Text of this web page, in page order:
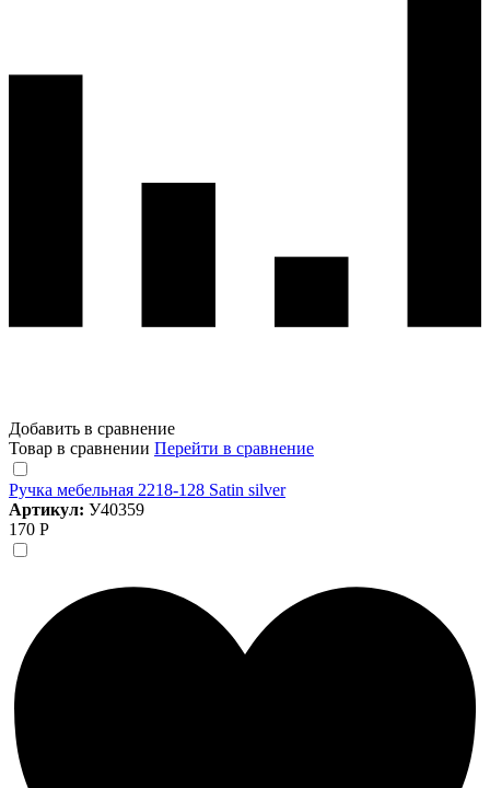
Добавить в сравнение
Товар в сравнении Перейти в сравнение
Ручка мебельная 2218-128 Satin silver
Артикул: У40359
170 Р